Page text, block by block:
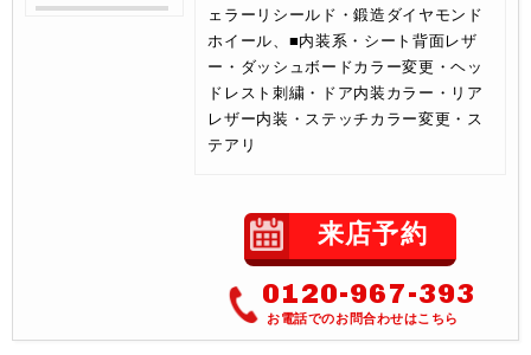
ェラーリシールド・鍛造ダイヤモンド
ホイール、■内装系・シート背面レザ
ー・ダッシュボードカラー変更・ヘッ
ドレスト刺繍・ドア内装カラー・リア
レザー内装・ステッチカラー変更・ス
テアリ
来店予約
0120-967-393
お電話でのお問合わせはこちら